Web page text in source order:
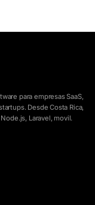
para empresas SaaS,
Desde Costa Rica,
Laravel, movil.